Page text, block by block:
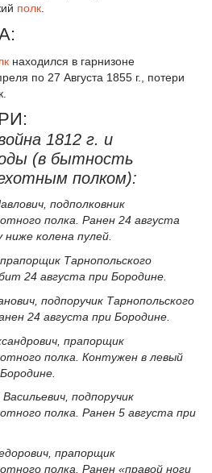
полк
находился в гарнизоне
по 27 Августа 1855 г., потери
1812 г. и
(в бытность
полком):
подполковник
полка. Ранен 24 августа
ниже колена пулей.
Тарнопольского
24 августа при Бородине.
подпоручик Тарнопольского
24 августа при Бородине.
прапорщик
полка. Контужен в левый
подпоручик
полка. Ранен 5 августа при
прапорщик
полка. Ранен «правой ноги